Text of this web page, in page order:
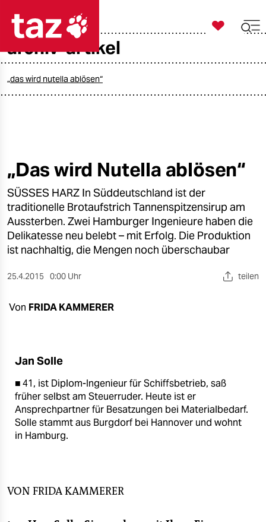
öko
gesellschaft
kultur
sport
veranstaltungen
shop
fragen & hilfe
abo

taz zahl ich
archiv-artikel
„das wird nutella ablösen“
„Das wird Nutella ablösen“
SÜSSES HARZ In Süddeutschland ist der
traditionelle Brotaufstrich Tannenspitzensirup am
Aussterben. Zwei Hamburger Ingenieure haben die
Delikatesse neu belebt – mit Erfolg. Die Produktion
ist nachhaltig, die Mengen noch überschaubar
25.4.2015 0:00 Uhr teilen
Von FRIDA KAMMERER
Jan Solle
■ 41, ist Diplom-Ingenieur für Schiffsbetrieb, saß
früher selbst am Steuerruder. Heute ist er
Ansprechpartner für Besatzungen bei Materialbedarf.
Solle stammt aus Burgdorf bei Hannover und wohnt
in Hamburg.
VON FRIDA KAMMERER